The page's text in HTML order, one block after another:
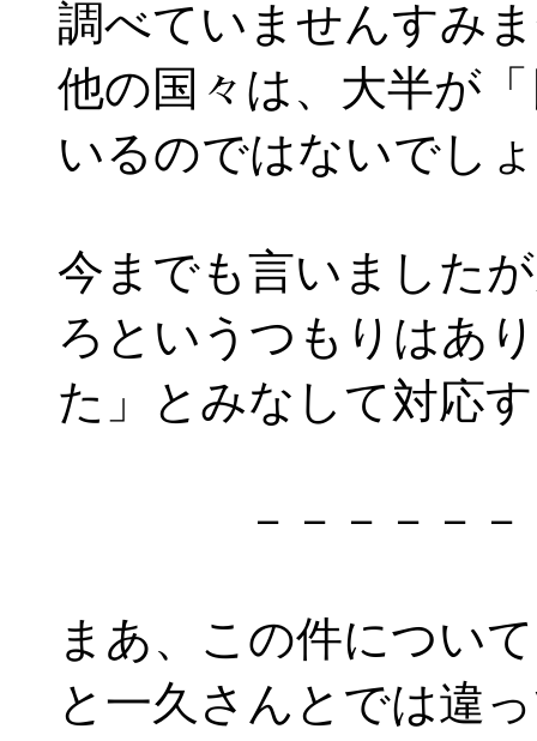
調べていませんすみ
他の国々は、大半が
いるのではないでし
今までも言いました
ろというつもりはあ
た」とみなして対応
－－－－－－－－
まあ、この件につい
と一久さんとでは違